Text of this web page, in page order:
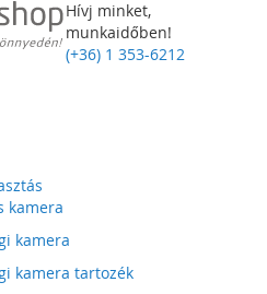
Hívj minket,
munkaidőben!
(+36) 1 353-6212
kamera
kamera
kamera tartozék